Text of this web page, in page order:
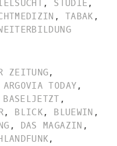
, STUDIE ,
, TABAK ,
ZEITUNG,
ARGOVIA TODAY,
BASELJETZT ,
, BLICK, BLUEWIN ,
, DAS MAGAZIN ,
,